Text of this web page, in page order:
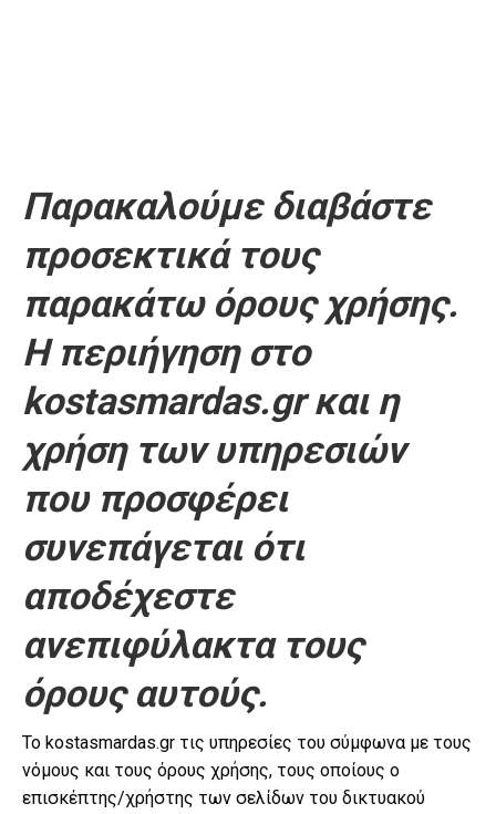
Παρακαλούμε διαβάστε
προσεκτικά τους
παρακάτω όρους χρήσης.
Η περιήγηση στο
kostasmardas.gr και η
χρήση των υπηρεσιών
που προσφέρει
συνεπάγεται ότι
αποδέχεστε
ανεπιφύλακτα τους
όρους αυτούς.
Το kostasmardas.gr τις υπηρεσίες του σύμφωνα με τους
νόμους και τους όρους χρήσης, τους οποίους ο
επισκέπτης/χρήστης των σελίδων του δικτυακού